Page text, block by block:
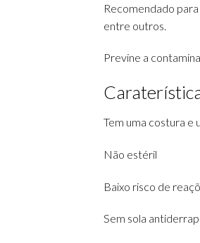
Recomendado
entre outros.
Previne a
Tem uma costura e
Não estéril
Baixo risco de
Sem sola